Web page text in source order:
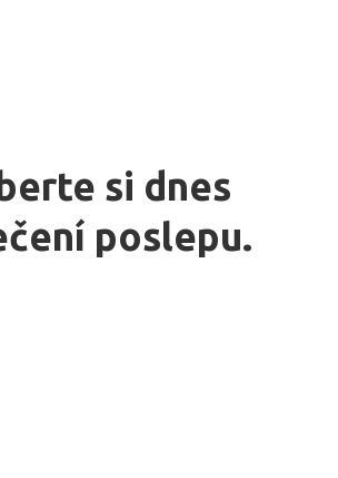
si dnes
poslepu.